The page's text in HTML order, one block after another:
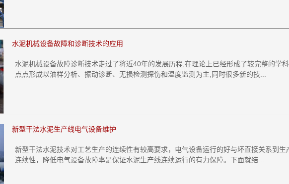
水泥机械设备故障和诊断技术的应用
水泥机械设备故障诊断技术走过了将近40年的发展历程,在理论上已经形成了较完整的学
点点形成以油样分析、振动诊断、无损检测探伤和温度监测为主,同时很多新的技...
新型干法水泥生产线电气设备维护
新型干法水泥技术对工艺生产的连续性有较高要求，电气设备运行的好与坏直接关系到生
连续性，降低电气设备故障率是保证水泥生产线连续运行的有力保障。下面就结...